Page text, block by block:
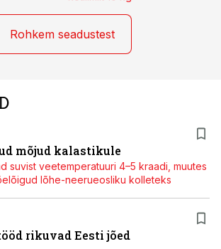
Rohkem seadustest
mõjud kalastikule
suvist veetemperatuuri 4–5 kraadi, muutes
lõhe-neerueosliku kolleteks
rikuvad Eesti jõed